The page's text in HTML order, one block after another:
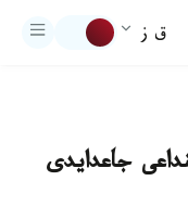
ق ز
جاعدايدى